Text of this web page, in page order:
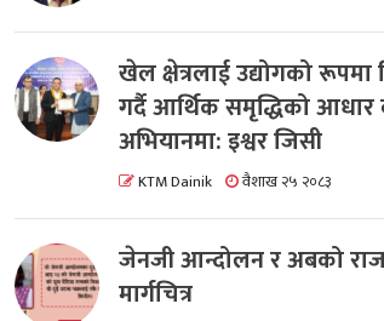
खेल क्षेत्रलाई उद्योगको
गर्दै आर्थिक समृद्धिको आधार
अभियानमा: इश्वर जिसी
KTM Dainik वैशाख २५ २०८३
जेनजी आन्दोलन र अबको
मार्गचित्र